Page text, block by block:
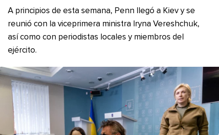
A principios de esta semana, Penn llegó a Kiev y se
reunió con la viceprimera ministra Iryna Vereshchuk,
así como con periodistas locales y miembros del
ejército.